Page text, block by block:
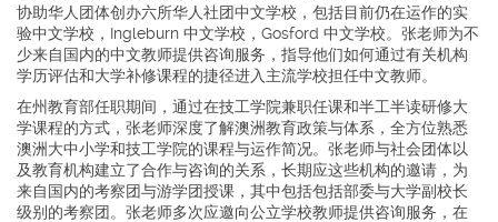
协助华人团体创办六所华人社团中文学校，包括目前仍在运作的实
验中文学校，Ingleburn 中文学校，Gosford 中文学校。张老师为不
少来自国内的中文教师提供咨询服务，指导他们如何通过有关机构
学历评估和大学补修课程的捷径进入主流学校担任中文教师。
在州教育部任职期间，通过在技工学院兼职任课和半工半读研修大
学课程的方式，张老师深度了解澳洲教育政策与体系，全方位熟悉
澳洲大中小学和技工学院的课程与运作简况。张老师与社会团体以
及教育机构建立了合作与咨询的关系，长期应这些机构的邀请，为
来自国内的考察团与游学团授课，其中包括包括部委与大学副校长
级别的考察团。张老师多次应邀向公立学校教师提供咨询服务，在